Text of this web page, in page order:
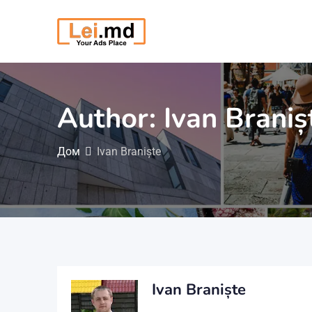
содержимому
Author: Ivan
Дом Ivan Braniște
Ivan Braniște